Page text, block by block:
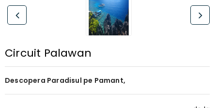
Circuit Palawan
Descopera Paradisul pe Pamant,